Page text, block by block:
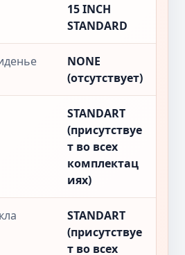
15 INCH
STANDARD
NONE
(отсутствует)
STANDART
(присутствуе
т во всех
комплектац
иях)
STANDART
(присутствуе
т во всех